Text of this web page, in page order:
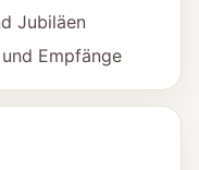
Jubiläen
Empfänge